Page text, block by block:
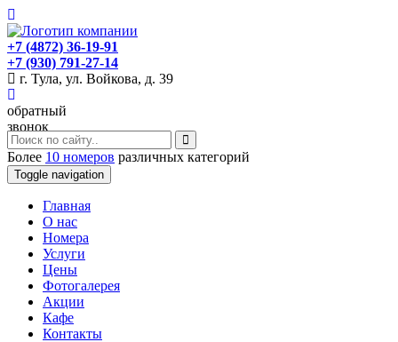
+7 (4872) 36-19-91
+7 (930) 791-27-14
г. Тула, ул. Войкова, д. 39
обратный
звонок
Более 10 номеров различных категорий
Toggle navigation
Главная
O нас
Номера
Услуги
Цены
Фотогалерея
Акции
Кафе
Контакты